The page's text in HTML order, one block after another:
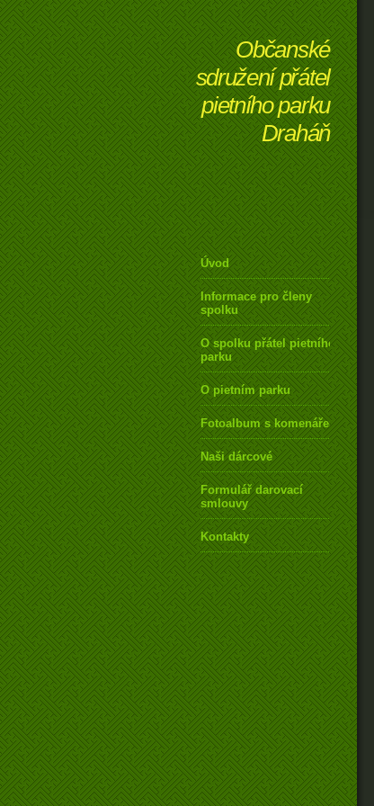
Občanské
sdružení přátel
pietního parku
Draháň
Úvod
Informace pro členy
spolku
O spolku přátel pietního
parku
O pietním parku
Fotoalbum s komenářem
Naši dárcové
Formulář darovací
smlouvy
Kontakty